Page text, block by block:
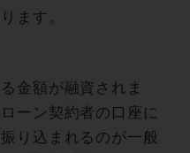
ます。
金額が融資されま
ーン契約者の口座に
り込まれるのが一般